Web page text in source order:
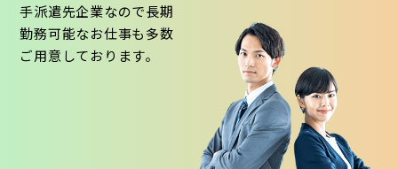
手派遣先企業なので長期
勤務可能なお仕事も多数
ご用意しております。